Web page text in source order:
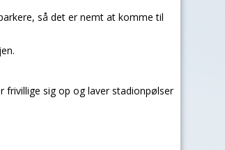
så det er nemt at komme til
sig op og laver stadionpølser